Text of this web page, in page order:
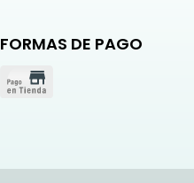
FORMAS DE PAGO